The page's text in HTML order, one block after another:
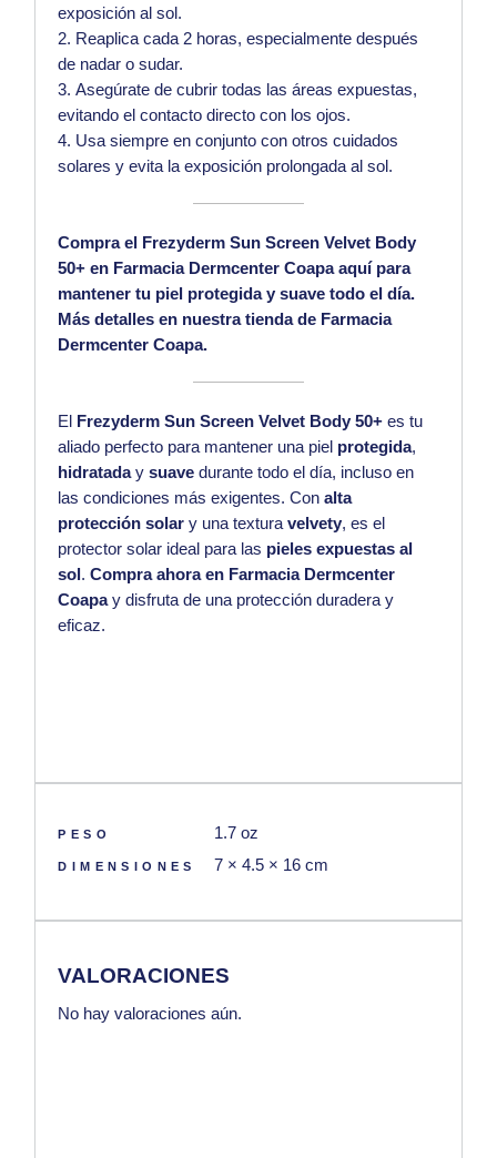
exposición al sol.
Reaplica cada 2 horas, especialmente después
de nadar o sudar.
Asegúrate de cubrir todas las áreas expuestas,
evitando el contacto directo con los ojos.
Usa siempre en conjunto con otros cuidados
solares y evita la exposición prolongada al sol.
Compra el Frezyderm Sun Screen Velvet Body
50+ en Farmacia Dermcenter Coapaaquípara
mantener tu piel protegida y suave todo el día.
Más detalles en nuestra tienda de Farmacia
Dermcenter Coapa.
El Frezyderm Sun Screen Velvet Body 50+ es tu
aliado perfecto para mantener una piel protegida,
hidratadaysuave durante todo el día, incluso en
las condiciones más exigentes. Conalta
protección solar y una texturavelvety, es el
protector solar ideal para las pieles expuestas al
sol.Compra ahora en Farmacia Dermcenter
Coapay disfruta de una protección duradera y
eficaz.
PESO 1.7 oz
DIMENSIONES 7 × 4.5 × 16 cm
VALORACIONES
No hay valoraciones aún.